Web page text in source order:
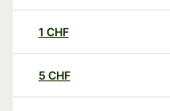
1 CHF
5 CHF